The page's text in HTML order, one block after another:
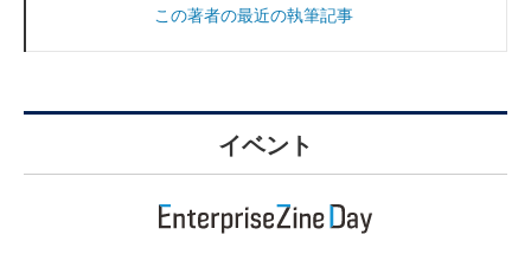
この著者の最近の執筆記事
イベント